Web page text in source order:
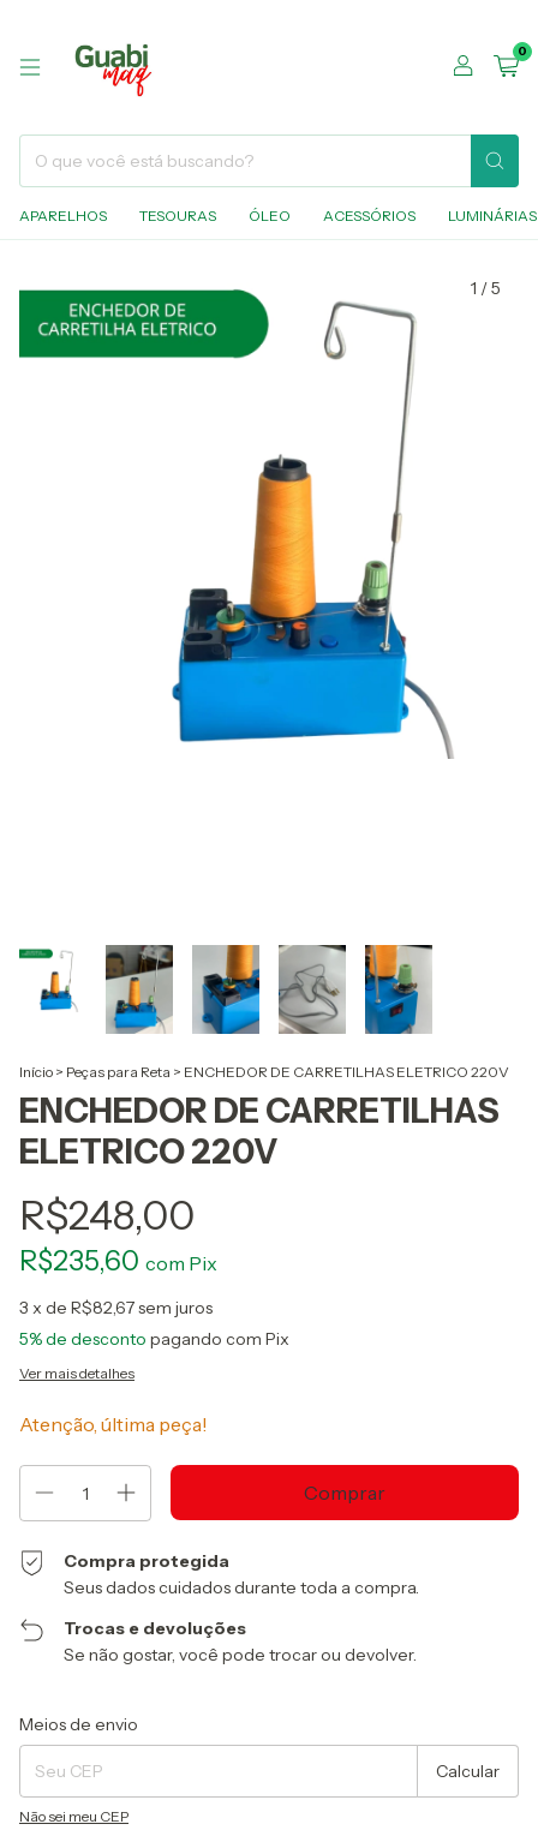
0
APARELHOS TESOURAS ÓLEO ACESSÓRIOS LUMINÁRIAS
1 /5
Início > Peças para Reta > ENCHEDOR DE CARRETILHAS ELETRICO 220V
ENCHEDOR DE CARRETILHAS
ELETRICO 220V
R$248,00
R$235,60 com Pix
3 x de R$82,67sem juros
5% de desconto pagando com Pix
Ver mais detalhes
Atenção, última peça!
Compra protegida
Seus dados cuidados durante toda a compra.
Trocas e devoluções
Se não gostar, você pode trocar ou devolver.
Entregas para o CEP:
Meios de envio
Calcular
Não sei meu CEP